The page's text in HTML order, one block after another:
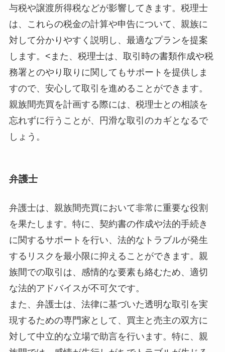
与税や譲渡所得税などが影響してきます。税理士
は、これらの税金の計算や申告について、親族に
対して分かりやすく説明し、最適なプランを提案
します。<また、税理士は、取引時の書類作成や税
務署とのやり取りに関してもサポートを提供しま
すので、安心して取引を進めることができます。
親族間売買を計画する際には、税理士との相談を
忘れずに行うことが、円滑な取引のカギとなるで
しょう。
弁護士
弁護士は、親族間売買において非常に重要な役割
を果たします。特に、契約書の作成や法的手続き
に関するサポートを行い、法的なトラブルが発生
するリスクを最小限に抑えることができます。親
族間での取引は、感情的な要素も絡むため、適切
な法的アドバイスが不可欠です。
また、弁護士は、法律に基づいた透明な取引を実
現するための専門家として、買主と売主の双方に
対して中立的な立場で助言を行います。特に、親